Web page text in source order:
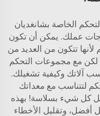
الخاصة بشانغديان
عملك. يمكن أن تكون
تتكون من العديد من
لكن مع مجموعات التحكم
آلاتك وكيفية تشغيلك.
لتتناسب مع معداتك
كل شيء بسلاسة! بهذه
وتقليل الأخطاء